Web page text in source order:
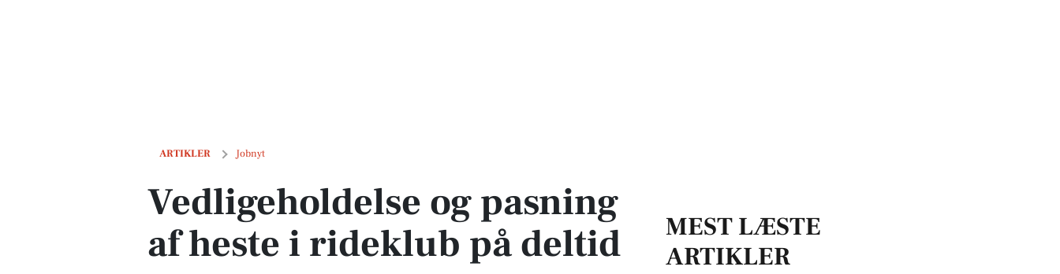
ARTIKLER Jobnyt
Vedligeholdelse og pasning af heste i rideklub på deltid
Vedligeholdelse og pasning
af heste i rideklub på deltid
MEST LÆSTE
ARTIKLER